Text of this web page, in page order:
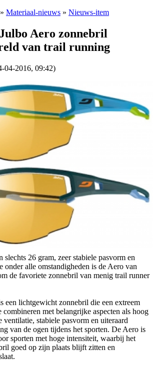
» Materiaal-nieuws » Nieuws-item
Aero zonnebril
van trail running
04-2016, 09:42)
slechts 26 gram, zeer stabiele pasvorm en
onder alle omstandigheden is de Aero van
de favoriete zonnebril van menig trail runner
een lichtgewicht zonnebril die een extreem
met belangrijke aspecten als hoog
ventilatie, stabiele pasvorm en uiteraard
van de ogen tijdens het sporten. De Aero is
sporten met hoge intensiteit, waarbij het
goed op zijn plaats blijft zitten en